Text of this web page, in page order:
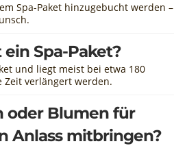
Spa-Paket hinzugebucht werden –
Spa-Paket?
und liegt meist bei etwa 180
Zeit verlängert werden.
oder Blumen für
Anlass mitbringen?